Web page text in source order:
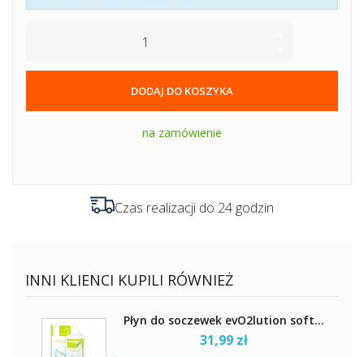
DODAJ DO KOSZYKA
na zamówienie
Czas realizacji do 24 godzin
INNI KLIENCI KUPILI RÓWNIEŻ
Płyn do soczewek evO2lution soft...
31,99 zł